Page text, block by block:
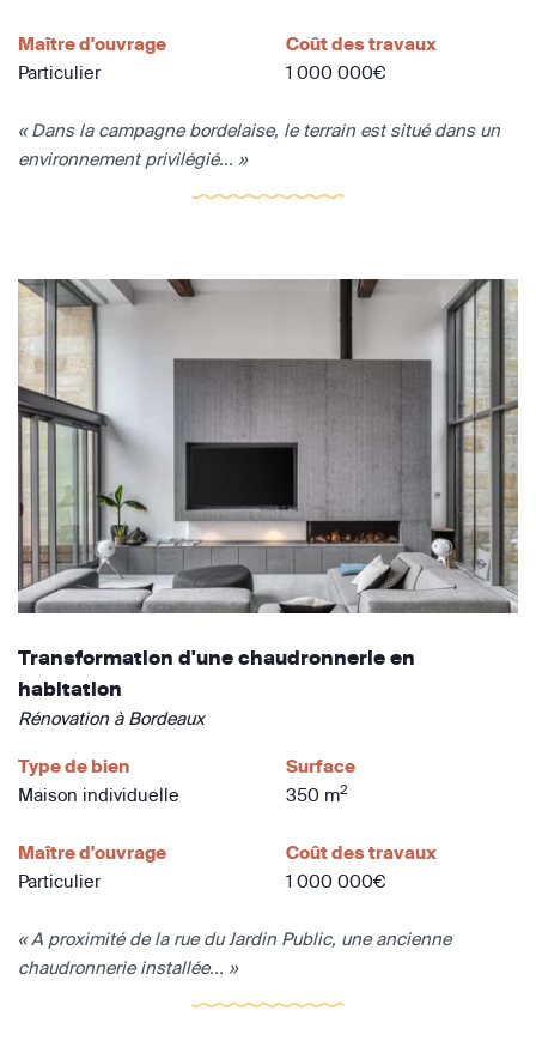
Maître d'ouvrage
Particulier
Coût des travaux
1 000 000€
« Dans la campagne bordelaise, le terrain est situé dans un
environnement privilégié... »
Transformation d'une chaudronnerie en
habitation
Rénovation à Bordeaux
Type de bien
Maison individuelle
Surface
350 m2
Maître d'ouvrage
Particulier
Coût des travaux
1 000 000€
« A proximité de la rue du Jardin Public, une ancienne
chaudronnerie installée... »